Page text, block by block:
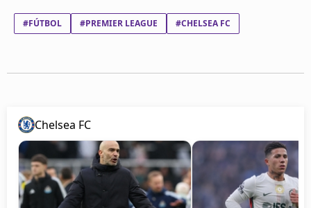
#FÚTBOL #PREMIER LEAGUE #CHELSEA FC
Chelsea FC